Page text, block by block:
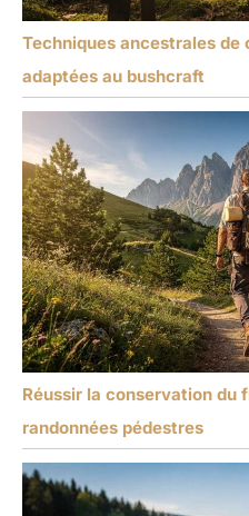
Techniques ancestrales
adaptées au bushcraft
Réussir la conservation du
randonnées pédestres